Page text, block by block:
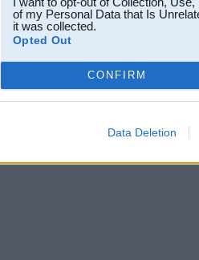
of my Personal Data that Is
it was collected.
Opted Out
CONFIRM
Data Deletion